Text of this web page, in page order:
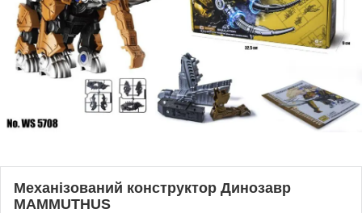
Механізований конструктор Динозавр
MAMMUTHUS